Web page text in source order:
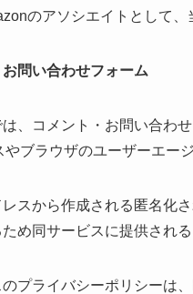
のアソシエイトとして
問い合わせフォーム
、コメント・お問い合わ
やブラウザのユーザーエー
レスから作成される匿名化
め同サービスに提供される
プライバシーポリシーは